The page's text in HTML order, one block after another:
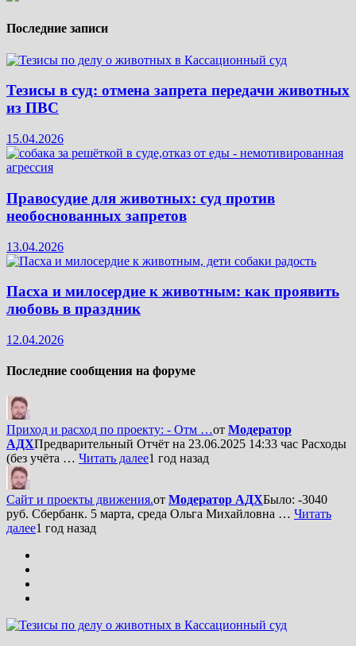
с
животными».
Последние записи
Тезисы в суд: отмена запрета передачи животных
из ПВС
15.04.2026
Правосудие для животных: суд против
необоснованных запретов
13.04.2026
Пасха и милосердие к животным: как проявить
любовь в праздник
12.04.2026
Последние сообщения на форуме
Приход и расход по проекту: - Отм …от Модератор
АДХПредварительный Отчёт на 23.06.2025 14:33 час Расходы
(без учёта … Читать далее1 год назад
Сайт и проекты движения.от Модератор АДХБыло: -3040
руб. Сбербанк. 5 марта, среда Ольга Михайловна … Читать
далее1 год назад